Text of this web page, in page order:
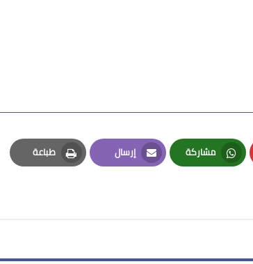
مشاركة
Whatsapp
إرسال
Email
طباعة
Print